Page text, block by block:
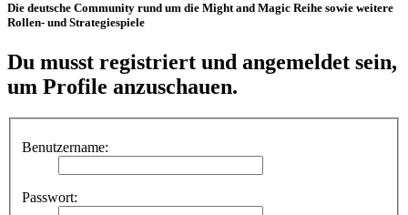
Die deutsche Community rund um die Might and Magic Reihe sowie weitere
Rollen- und Strategiespiele
Du musst registriert und angemeldet sein,
um Profile anzuschauen.
Benutzername:
Passwort: